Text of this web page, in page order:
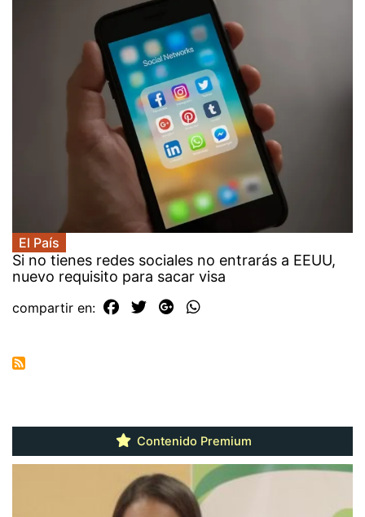
El País
Si no tienes redes sociales no entrarás a EEUU,
nuevo requisito para sacar visa
compartir en:
Contenido Premium